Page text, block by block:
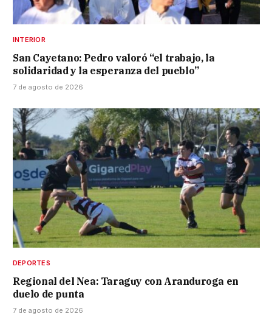
INTERIOR
San Cayetano: Pedro valoró “el trabajo, la
solidaridad y la esperanza del pueblo”
7 de agosto de 2026
DEPORTES
Regional del Nea: Taraguy con Aranduroga en
duelo de punta
7 de agosto de 2026